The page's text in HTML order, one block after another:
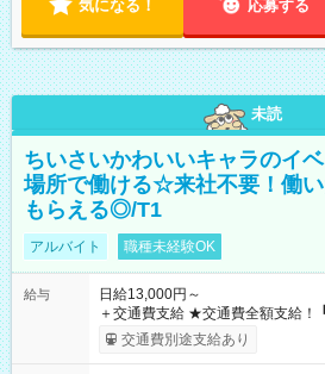
気になる！ 応募する
未読
ちいさいかわいいキャラのイ
場所で働ける☆来社不要！働
もらえる◎/T1
アルバイト 職種未経験OK
給与
日給13,000円～
＋交通費支給 ★交通費全額支給！ ┗案件により規定あり ★日払
いOK！（規定あり） ┗働いたそ
ンビニATMから 日払い分を引き落とせます！
交通費別途支給あり